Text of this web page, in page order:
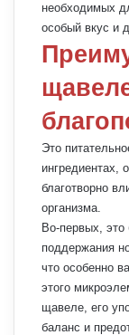
необходимых
особый вкус и
Это
ингредиентах,
благотворно
организма.
Во-первых,
поддержания
что особенно
этого
щавеле, его
баланс и